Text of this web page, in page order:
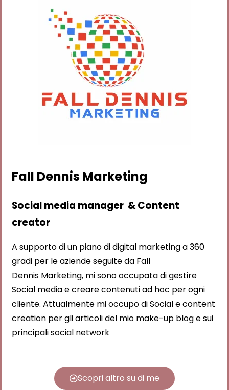
Fall Dennis Marketing
Social media manager & Content
creator
A supporto di un piano di digital marketing a 360
gradi per le aziende seguite da Fall
Dennis Marketing, mi sono occupata di gestire
Social media e creare contenuti ad hoc per ogni
cliente. Attualmente mi occupo di Social e content
creation per gli articoli del mio make-up blog e sui
principali social network
Scopri altro su di me